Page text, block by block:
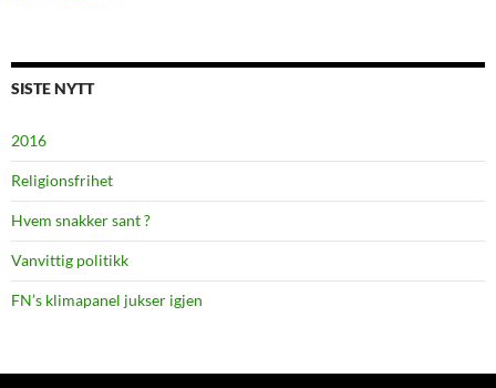
SISTE NYTT
2016
Religionsfrihet
Hvem snakker sant ?
Vanvittig politikk
FN’s klimapanel jukser igjen